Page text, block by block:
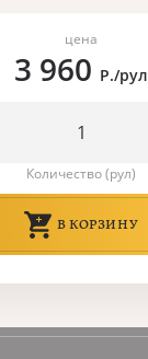
цена
3 960 Р./рул
Количество (рул)
В КОРЗИНУ